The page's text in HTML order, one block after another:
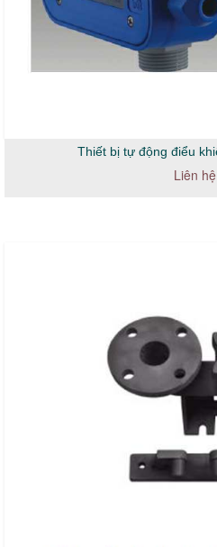
Thiết bị tự động điểu
Liên